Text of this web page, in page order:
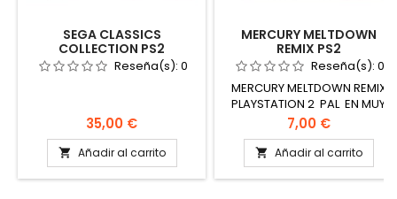
SEGA CLASSICS
COLLECTION PS2
Reseña(s): 0
Precio
35,00 €
 Añadir al carrito
MERCURY MELTDOWN
REMIX PS2
Reseña(s): 0
MERCURY MELTDOWN REMIX
PLAYSTATION 2 PAL EN MUY
BUEN ESTADO
Precio
7,00 €
 Añadir al carrito